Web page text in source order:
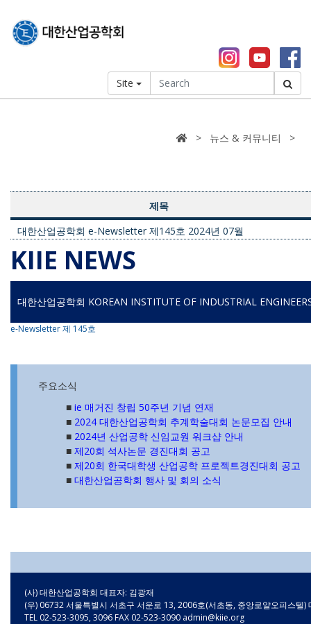
Site
> 뉴스 & 커뮤니티 >
제목
대한산업공학회 e-Newsletter 제145호 2024년 07월
KIIE NEWS
대한산업공학회 KOREAN INSTITUTE OF INDUSTRIAL
e-Newsletter 제 145호
주요소식
■ ie 매거진 창립 50주년 기념 연재
■ 2024 대한산업공학회 추계학술대회 논문모집 안내
■ 2024년 산업공학 신임교원 워크샵 안내
■ 제20회 석사논문 경진대회 공고
■ 제20회 한국대학생 산업공학 프로젝트경진대회 공고
■ 대한산업공학회 행사 및 회의 소식
(사) 대한산업공학회 대표자: 김광재
(우) 06732 서울특별시 서초구 서운로 13, 2006호(서초동, 중앙로얄오피스텔)
TEL 02-523-3095, 3096 FAX 02-523-3090 admin@kiie.org